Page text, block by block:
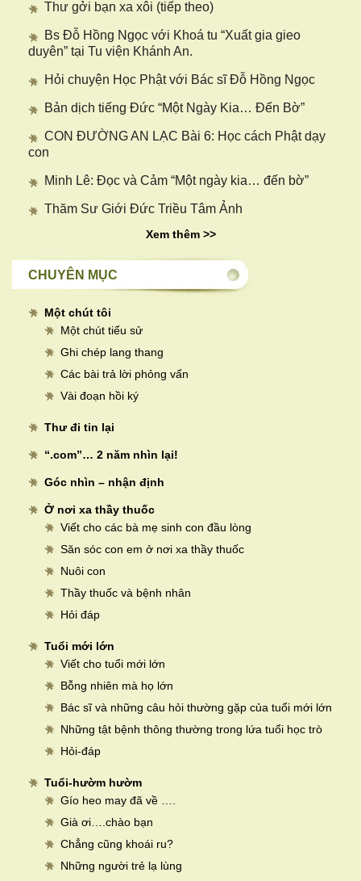
Thư gởi bạn xa xôi (tiếp theo)
Bs Đỗ Hồng Ngọc với Khoá tu “Xuất gia gieo
duyên” tại Tu viện Khánh An.
Hỏi chuyện Học Phật với Bác sĩ Đỗ Hồng Ngọc
Bản dịch tiếng Đức “Một Ngày Kia… Đến Bờ”
CON ĐƯỜNG AN LẠC Bài 6: Học cách Phật dạy
con
Minh Lê: Đọc và Cảm “Một ngày kia… đến bờ”
Thăm Sư Giới Đức Triều Tâm Ảnh
Xem thêm >>
CHUYÊN MỤC
Một chút tôi
Một chút tiểu sử
Ghi chép lang thang
Các bài trả lời phỏng vấn
Vài đoạn hồi ký
Thư đi tin lại
“.com”… 2 năm nhìn lại!
Góc nhìn – nhận định
Ở nơi xa thầy thuốc
Viết cho các bà mẹ sinh con đầu lòng
Săn sóc con em ở nơi xa thầy thuốc
Nuôi con
Thầy thuốc và bệnh nhân
Hỏi đáp
Tuổi mới lớn
Viết cho tuổi mới lớn
Bỗng nhiên mà họ lớn
Bác sĩ và những câu hỏi thường gặp của tuổi mới lớn
Những tật bệnh thông thường trong lứa tuổi học trò
Hỏi-đáp
Tuổi-hườm hườm
Gío heo may đã về ….
Già ơi….chào bạn
Chẳng cũng khoái ru?
Những người trẻ lạ lùng